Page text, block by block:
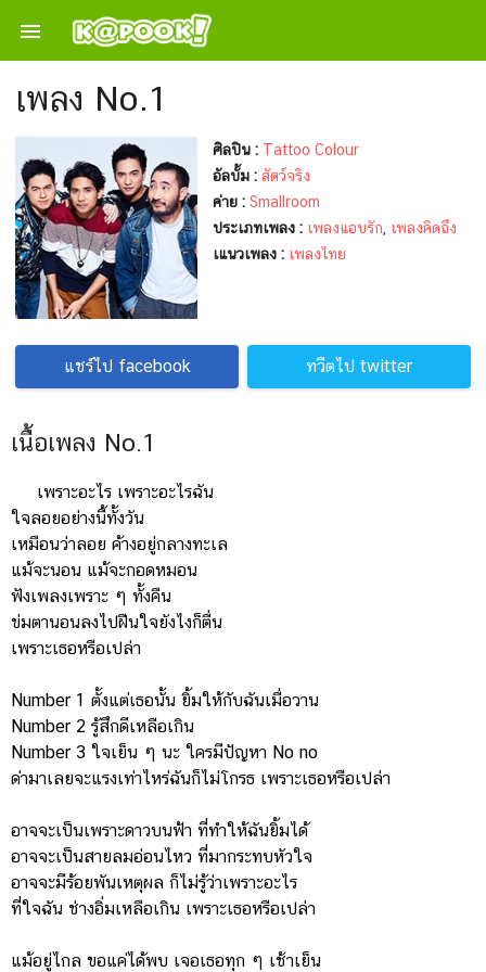

เพลง No.1
ศิลปิน : Tattoo Colour
อัลบั้ม : สัตว์จริง
ค่าย : Smallroom
ประเภทเพลง : เพลงแอบรัก เพลงคิดถึง
เแนวเพลง : เพลงไทย
แชร์ไป facebook ทวีตไป twitter
เนื้อเพลง No.1
เพราะอะไร เพราะอะไรฉัน
ใจลอยอย่างนี้ทั้งวัน
เหมือนว่าลอย ค้างอยู่กลางทะเล
แม้จะนอน แม้จะกอดหมอน
ฟังเพลงเพราะ ๆ ทั้งคืน
ข่มตานอนลงไปฝืนใจยังไงก็ตื่น
เพราะเธอหรือเปล่า
Number 1 ตั้งแต่เธอนั้น ยิ้มให้กับฉันเมื่อวาน
Number 2 รู้สึกดีเหลือเกิน
Number 3 ใจเย็น ๆ นะ ใครมีปัญหา No no
ด่ามาเลยจะแรงเท่าไหร่ฉันก็ไม่โกรธ เพราะเธอหรือเปล่า
อาจจะเป็นเพราะดาวบนฟ้า ที่ทำให้ฉันยิ้มได้
อาจจะเป็นสายลมอ่อนไหว ที่มากระทบหัวใจ
อาจจะมีร้อยพันเหตุผล ก็ไม่รู้ว่าเพราะอะไร
ที่ใจฉัน ช่างอิ่มเหลือเกิน เพราะเธอหรือเปล่า
แม้อยู่ไกล ขอแค่ได้พบ เจอเธอทุก ๆ เช้าเย็น